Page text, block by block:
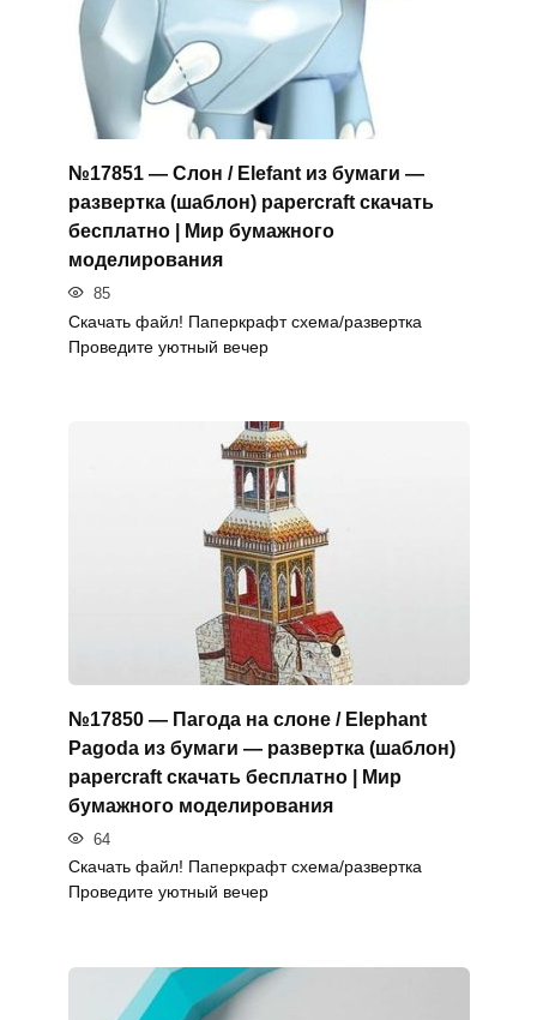
№17851 — Слон / Elefant из бумаги —
развертка (шаблон) papercraft скачать
бесплатно | Мир бумажного
моделирования
85
Скачать файл! Паперкрафт схема/развертка
Проведите уютный вечер
№17850 — Пагода на слоне / Elephant
Pagoda из бумаги — развертка (шаблон)
papercraft скачать бесплатно | Мир
бумажного моделирования
64
Скачать файл! Паперкрафт схема/развертка
Проведите уютный вечер